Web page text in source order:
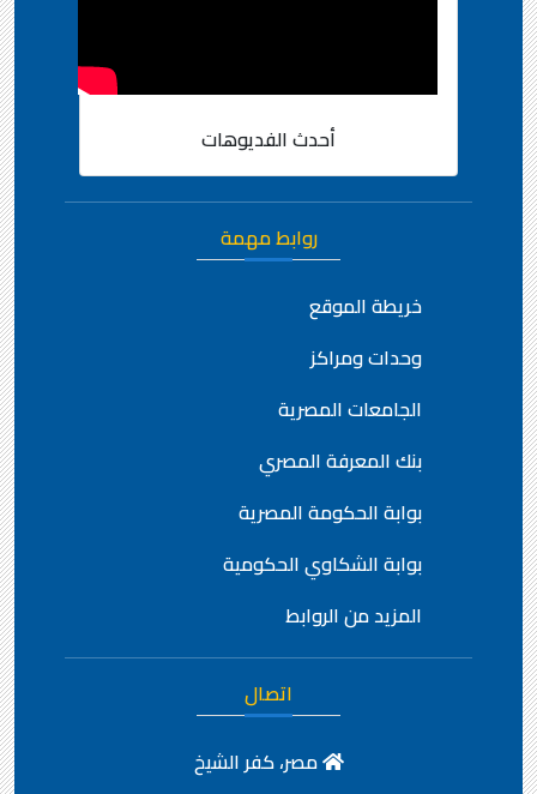
أحدث الفديوهات
روابط مهمة
خريطة الموقع
وحدات ومراكز
الجامعات المصرية
بنك المعرفة المصري
بوابة الحكومة المصرية
بوابة الشكاوي الحكومية
المزيد من الروابط
اتصال
مصر، كفر الشيخ